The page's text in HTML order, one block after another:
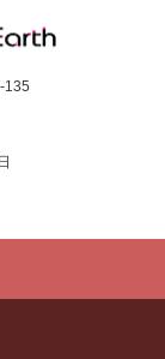
135